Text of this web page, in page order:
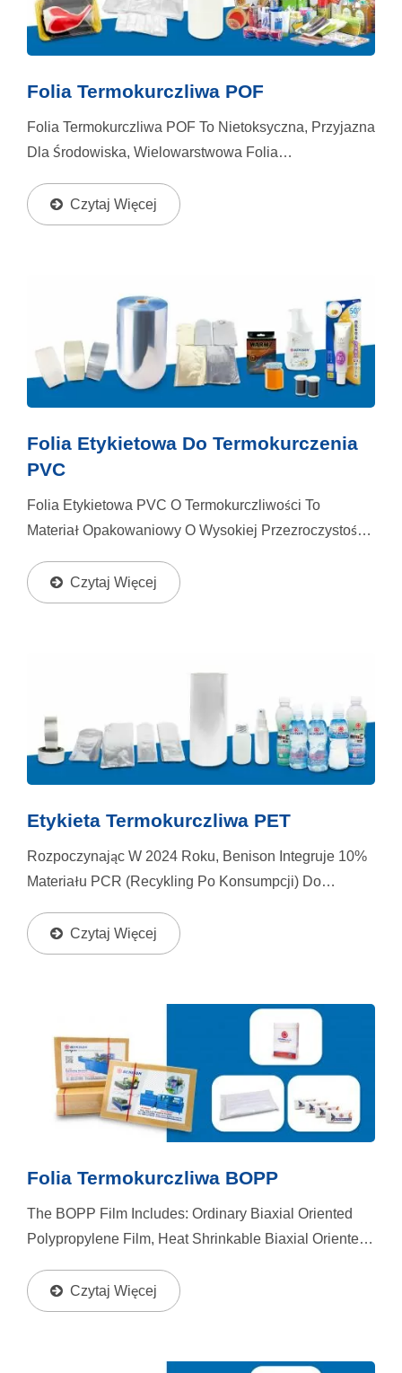
Folia Termokurczliwa POF
Folia Termokurczliwa POF To Nietoksyczna, Przyjazna
Dla Środowiska, Wielowarstwowa Folia
Przezroczystość, Elastyczność, Trwałość I Odporność
Na Rozdarcia....
Czytaj Więcej
Folia Etykietowa Do Termokurczenia
PVC
Folia Etykietowa PVC O Termokurczliwości To
Materiał Opakowaniowy O Wysokiej Przezroczystości,
Folii, Benison Oferuje Usługi Produkcji Torebek
Dostosowane...
Czytaj Więcej
Etykieta Termokurczliwa PET
Rozpoczynając W 2024 Roku, Benison Integruje 10%
Materiału PCR (recykling Po Konsumpcji) Do
Wygląd Opakowania, Jednocześnie Przyczyniając Się
Do Zrównoważonego...
Czytaj Więcej
Folia Termokurczliwa BOPP
The BOPP Film Includes: Ordinary Biaxial Oriented
Polypropylene Film, Heat Shrinkable Biaxial Oriented
Polypropylene Film, Cigarette Box Packaging Film,...
Czytaj Więcej